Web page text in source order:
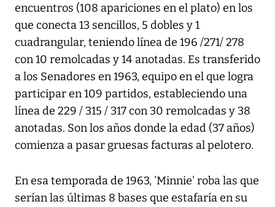
encuentros (108 apariciones en el plato) en los
que conecta 13 sencillos, 5 dobles y 1
cuadrangular, teniendo línea de 196 /271/ 278
con 10 remolcadas y 14 anotadas. Es transferido
a los Senadores en 1963, equipo en el que logra
participar en 109 partidos, estableciendo una
línea de 229 / 315 / 317 con 30 remolcadas y 38
anotadas. Son los años donde la edad (37 años)
comienza a pasar gruesas facturas al pelotero.
En esa temporada de 1963, 'Minnie' roba las que
serían las últimas 8 bases que estafaría en su